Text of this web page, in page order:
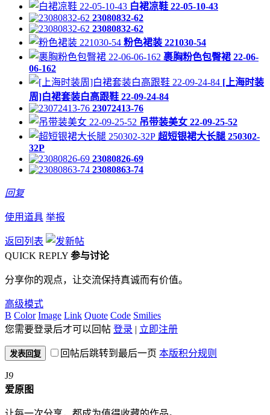
白裙凉鞋 22-05-10-43
23080832-62
23080832-62
粉色裙装 221030-54
裹胸粉色包臀裙 22-06-
06-162
[上海时装
周]白裙套装白高跟鞋 22-09-24-84
23072413-76
吊带装美女 22-09-25-52
超短银裙大长腿 250302-
32P
23080826-69
23080863-74
回复
使用道具 举报
返回列表
QUICK REPLY 参与讨论
分享你的观点，让交流保持真诚而有价值。
高级模式
B Color Image Link Quote Code Smilies
您需要登录后才可以回帖 登录 | 立即注册
发表回复 回帖后跳转到最后一页 本版积分规则
J9
爱原图